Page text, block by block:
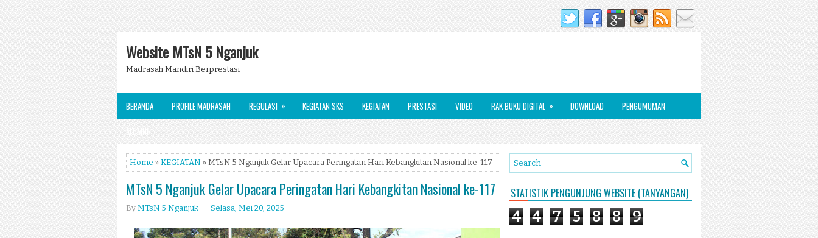
Website MTsN 5 Nganjuk
Madrasah Mandiri Berprestasi
BERANDA PROFILE MADRASAH REGULASI » KEGIATAN SKS KEGIATAN PRESTASI VIDEO RAK BUKU DIGITAL » DOWNLOAD PENGUMUMAN
ALUMNI
Home » KEGIATAN » MTsN 5 Nganjuk Gelar Upacara Peringatan Hari Kebangkitan Nasional ke-117
MTsN 5 Nganjuk Gelar Upacara Peringatan Hari Kebangkitan Nasional ke-117
By MTsN 5 Nganjuk Selasa, Mei 20, 2025
STATISTIK PENGUNJUNG WEBSITE (TANYANGAN)
4 4 7 5 8 8 9